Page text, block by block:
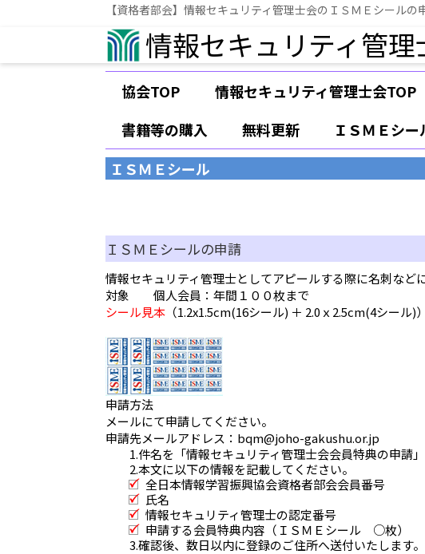
【資格者部会】情報セキュリティ管理士会のＩＳＭＥシールの
情報セキュリティ管理
協会TOP 情報セキュリティ管理士会TOP
書籍等の購入
無料更新 ＩＳＭＥシー
ＩＳＭＥシール
ＩＳＭＥシールの申請
情報セキュリティ管理士としてアピールする際に名刺など
対象 個人会員：年間１００枚まで
シール見本 （1.2x1.5cm(16シール) ＋ 2.0ｘ2.5cm(4シール)）
申請方法
メールにて申請してください。
申請先メールアドレス： bqm@joho-gakushu.or.jp
1.件名を「情報セキュリティ管理士会会員特典の申請
2.本文に以下の情報を記載してください。
全日本情報学習振興協会資格者部会会員番号
氏名
情報セキュリティ管理士の認定番号
申請する会員特典内容（ＩＳＭＥシール ○枚）
3.確認後、数日以内に登録のご住所へ送付いたします。